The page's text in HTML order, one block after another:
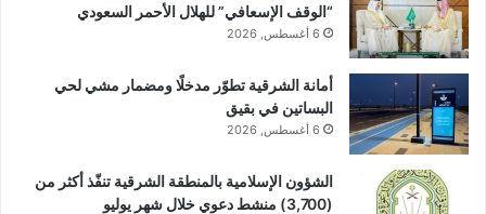
“الوقف الإسعافي” للهلال الأحمر السعودي
6 أغسطس, 2026
أمانة الشرقية تطوّر مدخلًا ومضمار مشي لحي
البساتين في بقيق
6 أغسطس, 2026
الشؤون الإسلامية بالمنطقة الشرقية تنفّذ أكثر من
(3,700) منشط دعوي خلال شهر يوليو